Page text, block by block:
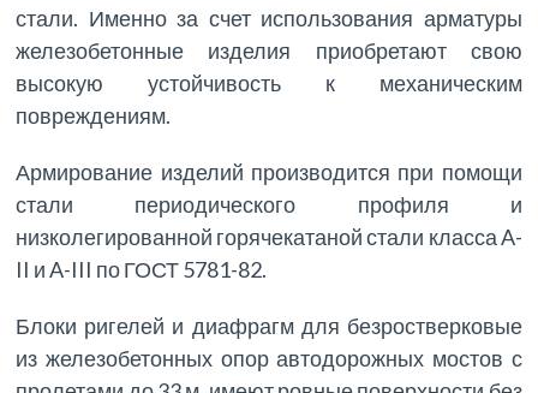
стали. Именно за счет использования арматуры
железобетонные изделия приобретают свою
высокую устойчивость к механическим
повреждениям.
Армирование изделий производится при помощи
стали периодического профиля и
низколегированной горячекатаной стали класса A-
II и A-III по ГОСТ 5781-82.
Блоки ригелей и диафрагм для безростверковые
из железобетонных опор автодорожных мостов с